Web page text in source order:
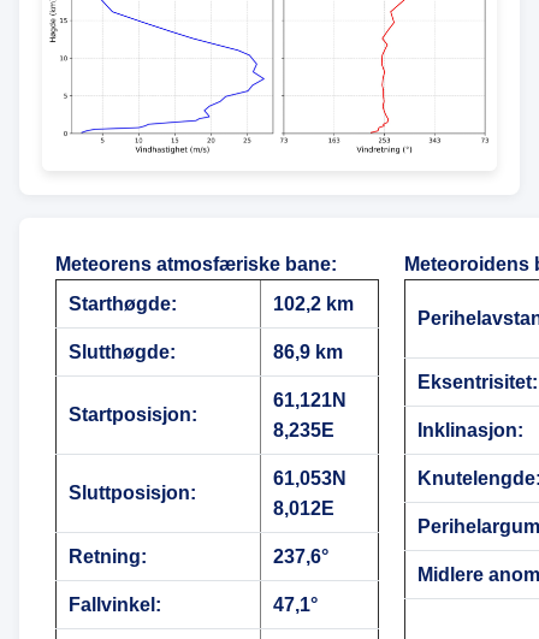
Meteorens atmosfæriske bane:
Starthøgde:
102,2 km
Slutthøgde: 86,9 km
Startposisjon:
61,121N
8,235E
Sluttposisjon:
61,053N
8,012E
Retning: 237,6°
Fallvinkel: 47,1°
Meteoroidens
Eksentrisitet:
Inklinasjon:
Midlere